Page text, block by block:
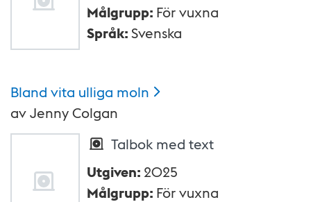
Målgrupp: För vuxna
Språk:Svenska
Bland vita ulliga moln
avJenny Colgan
Talbok med text
Utgiven: 2025
Målgrupp: För vuxna